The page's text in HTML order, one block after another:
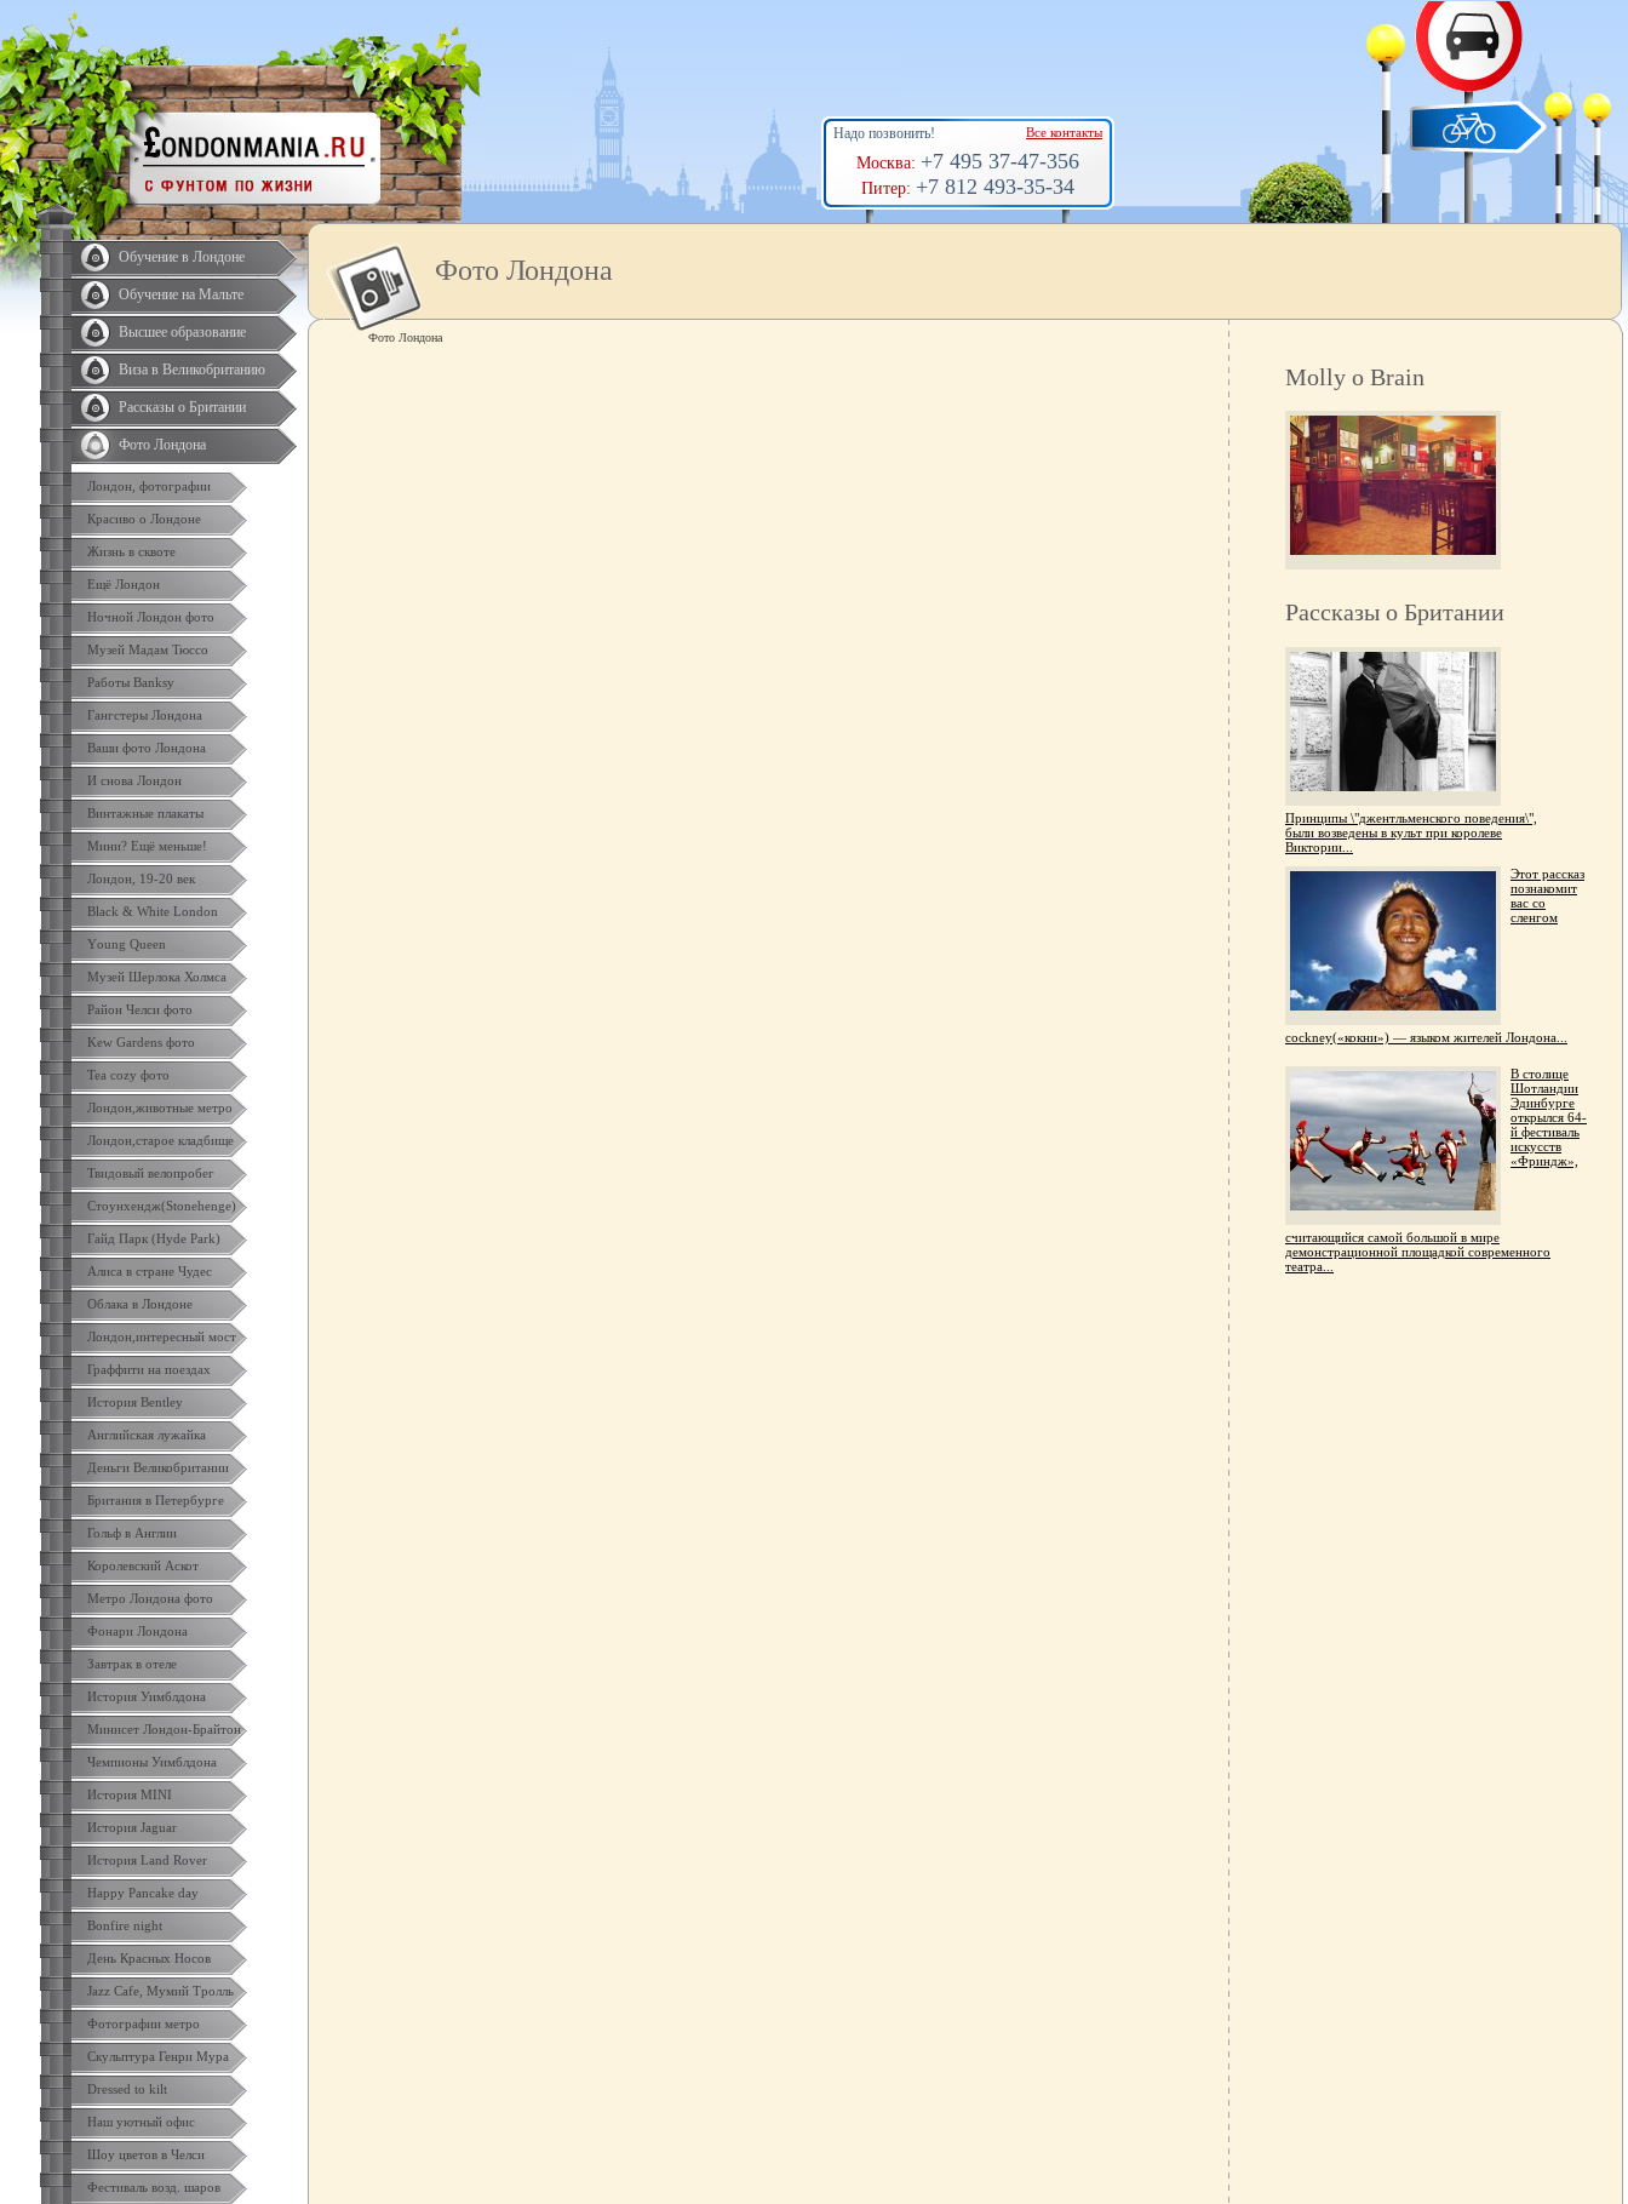
Обучение в Лондоне
Обучение на Мальте
Высшее образование
Виза в Великобританию
Рассказы о Британии
Фото Лондона
Лондон, фотографии
Красиво о Лондоне
Жизнь в сквоте
Ещё Лондон
Ночной Лондон фото
Музей Мадам Тюссо
Работы Banksy
Гангстеры Лондона
Ваши фото Лондона
И снова Лондон
Винтажные плакаты
Мини? Ещё меньше!
Лондон, 19-20 век
Black & White London
Yоung Queen
Музей Шерлока Холмса
Район Челси фото
Kew Gardens фото
Tea cozy фото
Лондон,животные метро
Лондон,старое кладбище
Твидовый велопробег
Стоунхендж(Stonehenge)
Гайд Парк (Hyde Park)
Алиса в стране Чудес
Облака в Лондоне
Лондон,интересный мост
Граффити на поездах
История Bentley
Английская лужайка
Деньги Великобритании
Британия в Петербурге
Гольф в Англии
Королевский Аскот
Метро Лондона фото
Фонари Лондона
Завтрак в отеле
История Уимблдона
Минисет Лондон-Брайтон
Чемпионы Уимблдона
История MINI
История Jaguar
История Land Rover
Happy Pancake day
Bonfire night
День Красных Носов
Jazz Cafe, Мумий Тролль
Фотографии метро
Скульптура Генри Мура
Dressed to kilt
Наш уютный офис
Шоу цветов в Челси
Фестиваль возд. шаров
Надо позвонить! Все контакты
Москва: +7 495 37-47-356
Питер: +7 812 493-35-34
Фото Лондона
Фото Лондона
Molly o Brain
Рассказы о Британии
Принципы \"джентльменского поведения\",
были возведены в культ при королеве
Виктории...
Этот рассказ
познакомит
вас со
сленгом
сockney(«кокни») — языком жителей Лондона...
В столице
Шотландии
Эдинбурге
открылся 64-
й фестиваль
искусств
«Фриндж»,
считающийся самой большой в мире
демонстрационной площадкой современного
театра...